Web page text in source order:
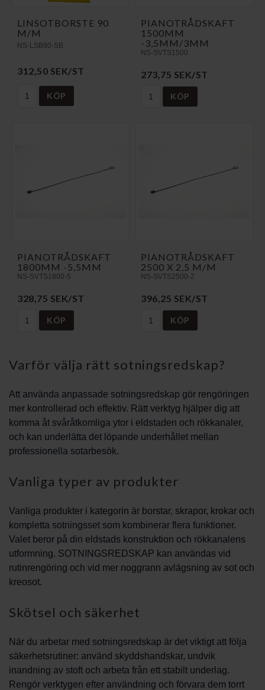
LINSOTBORSTE 90
M/M
NS-LSB90-SB
312,50 SEK/ST
KÖP
PIANOTRÅDSKAFT
1500MM
-3,5MM/3MM
NS-SVTS1500
273,75 SEK/ST
KÖP
PIANOTRÅDSKAFT
1800MM -5,5MM
NS-SVTS1800-5
328,75 SEK/ST
KÖP
PIANOTRÅDSKAFT
2500 X 2,5 M/M
NS-SVTS2500-2
396,25 SEK/ST
KÖP
Varför välja rätt sotningsredskap?
Att använda anpassade sotningsredskap gör rengöringen
mer kontrollerad och effektiv. Rätt verktyg hjälper dig att
komma åt svåråtkomliga ytor i eldstaden och rökkanaler,
och kan underlätta det löpande underhållet mellan
professionella sotarbesök.
Vanliga typer av produkter
Vanliga produkter i kategorin är borstar, skrapor, krokar och
kompletta sotningsset som kombinerar flera funktioner.
Valet beror på din eldstads konstruktion och rökkanalens
utformning. SOTNINGSREDSKAP kan användas vid
rutinrengöring och vid mer noggrann avlägsning av sot och
kreosot.
Skötsel och säkerhet
När du arbetar med sotningsredskap är det viktigt att följa
säkerhetsrutiner: använd skyddshandskar, undvik
inandning av stoft och arbeta från ett stabilt underlag.
Rengör verktygen efter användning och förvara dem torrt